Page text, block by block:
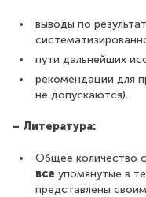
выводы по
пути дальнейших
рекомендации для
не допускаются).
– Литература:
Общее количество
все упомянутые в
представлены